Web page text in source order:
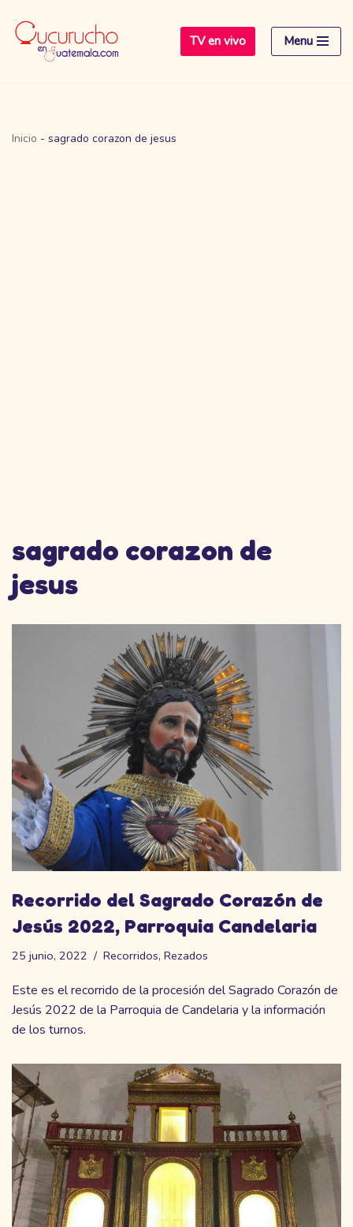
Saltar
TV en vivo Menu
Inicio - sagrado corazon de jesus
sagrado corazon de
jesus
Recorrido del Sagrado Corazón de
Jesús 2022, Parroquia Candelaria
25 junio, 2022 Recorridos, Rezados
Este es el recorrido de la procesión del Sagrado Corazón de
Jesús 2022 de la Parroquia de Candelaria y la información
de los turnos.